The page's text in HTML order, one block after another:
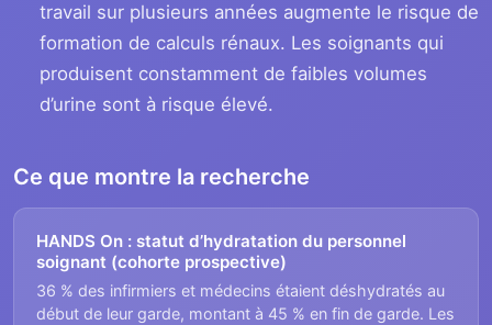
travail sur plusieurs années augmente le risque de
formation de calculs rénaux. Les soignants qui
produisent constamment de faibles volumes
d’urine sont à risque élevé.
Ce que montre la recherche
HANDS On : statut d’hydratation du personnel
soignant (cohorte prospective)
36 % des infirmiers et médecins étaient déshydratés au
début de leur garde, montant à 45 % en fin de garde. Les